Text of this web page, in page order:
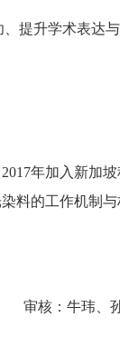
提升学术表达
年加入新加
料的工作机制
审核：牛玮、